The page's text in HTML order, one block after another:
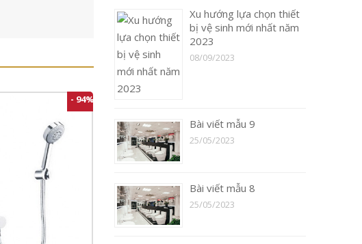
- 94%
Xu hướng lựa chọn thiết
bị vệ sinh mới nhất năm
2023
08/09/2023
Bài viết mẫu 9
25/05/2023
Bài viết mẫu 8
25/05/2023